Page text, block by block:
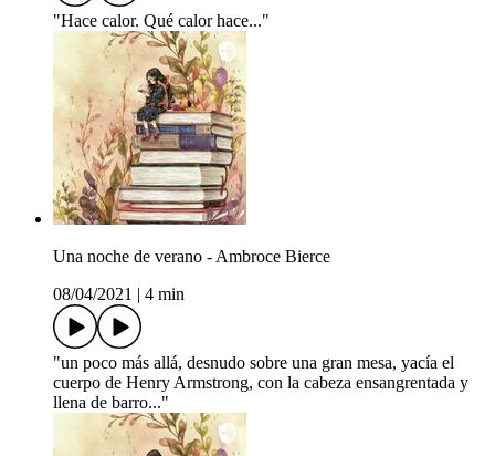
"Hace calor. Qué calor hace..."
Una noche de verano - Ambroce Bierce
08/04/2021
4 min
"un poco más allá, desnudo sobre una gran mesa, yacía el
cuerpo de Henry Armstrong, con la cabeza ensangrentada y
llena de barro..."